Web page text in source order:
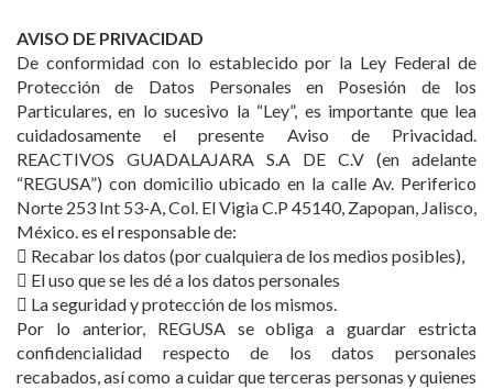
AVISO DE PRIVACIDAD
De conformidad con lo establecido por la Ley Federal de
Protección de Datos Personales en Posesión de los
Particulares, en lo sucesivo la “Ley”, es importante que lea
cuidadosamente el presente Aviso de Privacidad.
REACTIVOS GUADALAJARA S.A DE C.V (en adelante
“REGUSA”) con domicilio ubicado en la calle Av. Periferico
Norte 253 Int 53-A, Col. El Vigia C.P 45140, Zapopan, Jalisco,
México. es el responsable de:
 Recabar los datos (por cualquiera de los medios posibles),
 El uso que se les dé a los datos personales
 La seguridad y protección de los mismos.
Por lo anterior, REGUSA se obliga a guardar estricta
confidencialidad respecto de los datos personales
recabados, así como a cuidar que terceras personas y quienes